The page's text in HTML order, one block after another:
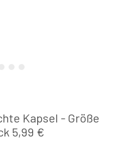
Kapsel - Größe
5,99 €